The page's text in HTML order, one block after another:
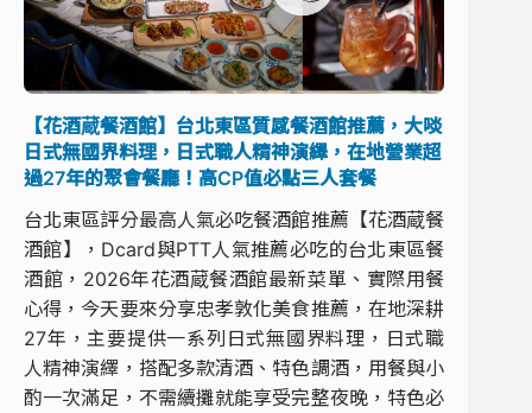
【花酒蔵餐酒館】台北東區質感餐酒館推薦，大啖
日式無國界料理，日式職人精神演繹，在地營業超
過27年的聚會餐廳！高CP值必點三人套餐
台北東區評分最高人氣必吃餐酒館推薦【花酒蔵餐
酒館】，Dcard與PTT人氣推薦必吃的台北東區餐
酒館，2026年花酒蔵餐酒館最新菜單、實際用餐
心得，今天要來分享忠孝敦化美食推薦，在地深耕
27年，主要提供一系列日式無國界料理，日式職
人精神演繹，搭配多款清酒、特色調酒，用餐與小
酌一次滿足，不需續攤就能享受完整夜晚，特色必